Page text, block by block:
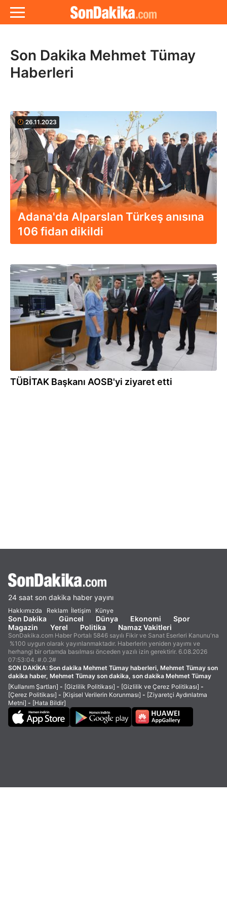
Son Dakika Mehmet Tümay
Haberleri
26.11.2023
Adana'da Alparslan Türkeş anısına
106 fidan dikildi
15.11.2023
TÜBİTAK Başkanı AOSB'yi ziyaret etti
24 saat son dakika haber yayını
Hakkımızda Reklam İletişim Künye
Son Dakika Güncel Dünya Ekonomi
Spor
Magazin
Yerel Politika Namaz Vakitleri
SonDakika.com Haber Portalı 5846 sayılı Fikir ve Sanat Eserleri Kanunu'na
%100 uygun olarak yayınlanmaktadır. Haberlerin yeniden yayımı ve
herhangi bir ortamda basılması önceden yazılı izin gerektirir. 6.08.2026
07:53:04. #.0.2#
SON DAKİKA: Son dakika Mehmet Tümay haberleri, Mehmet Tümay son
dakika haber, Mehmet Tümay son dakika, son dakika Mehmet Tümay
[Kullanım Şartları] - [Gizlilik Politikası] - [Gizlilik ve Çerez Politikası] -
[Çerez Politikası] - [Kişisel Verilerin Korunması] - [Ziyaretçi Aydınlatma
Metni] - [Hata Bildir]